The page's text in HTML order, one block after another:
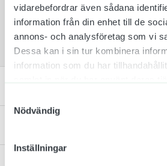
vidarebefordrar även sådana
information från din enhet till de
annons- och analysföretag som vi
Dessa kan i sin tur kombinera
information som du har
Nödvändig
Inställningar
Notera att våra dekaler sälj i
2 st beroende på storlek.